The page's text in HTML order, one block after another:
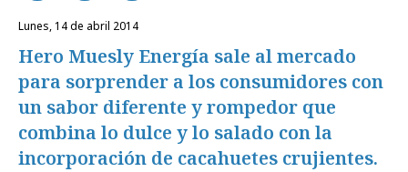
lunes, 14 de abril 2014
Hero Muesly Energía sale al mercado
para sorprender a los consumidores con
un sabor diferente y rompedor que
combina lo dulce y lo salado con la
incorporación de cacahuetes crujientes.